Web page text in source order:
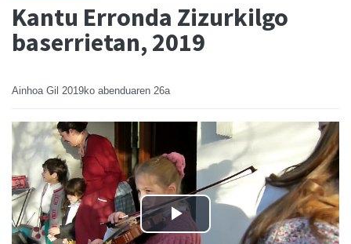
Kantu Erronda Zizurkilgo
baserrietan, 2019
Ainhoa Gil 2019ko abenduaren 26a